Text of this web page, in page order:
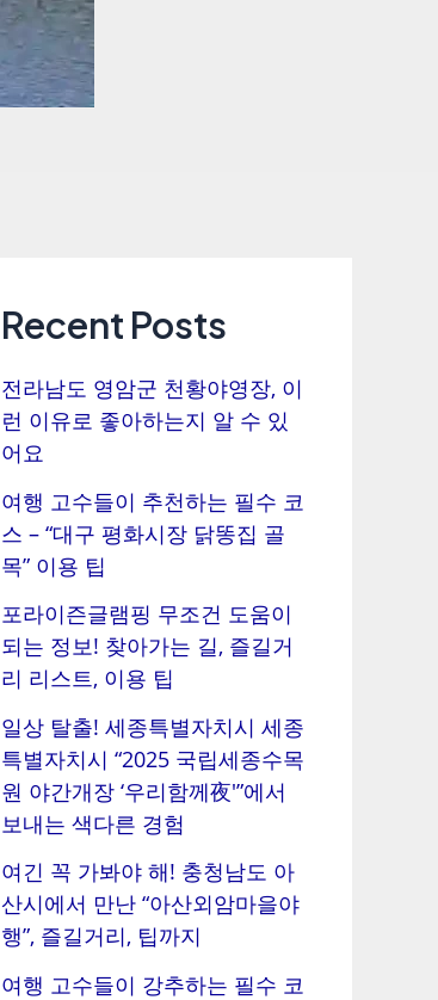
Recent Posts
전라남도 영암군 천황야영장, 이
런 이유로 좋아하는지 알 수 있
어요
여행 고수들이 추천하는 필수 코
스 – “대구 평화시장 닭똥집 골
목” 이용 팁
포라이즌글램핑 무조건 도움이
되는 정보! 찾아가는 길, 즐길거
리 리스트, 이용 팁
일상 탈출! 세종특별자치시 세종
특별자치시 “2025 국립세종수목
원 야간개장 ‘우리함께夜'”에서
보내는 색다른 경험
여긴 꼭 가봐야 해! 충청남도 아
산시에서 만난 “아산외암마을야
행”, 즐길거리, 팁까지
여행 고수들이 강추하는 필수 코